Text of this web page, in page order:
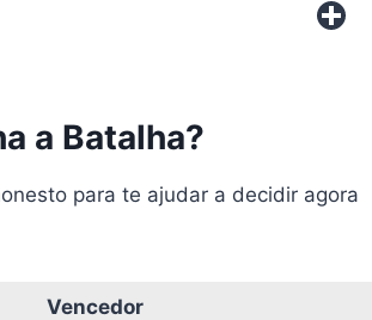
a Batalha?
para te ajudar a decidir agora
Vencedor